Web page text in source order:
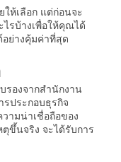
ห้เลือก แต่ก่อนจะ
ไรบ้างเพื่อให้คุณได้
ย่างคุ้มค่าที่สุด
รองจากสำนักงาน
ประกอบธุรกิจ
ามน่าเชื่อถือของ
ขึ้นจริง จะได้รับการ